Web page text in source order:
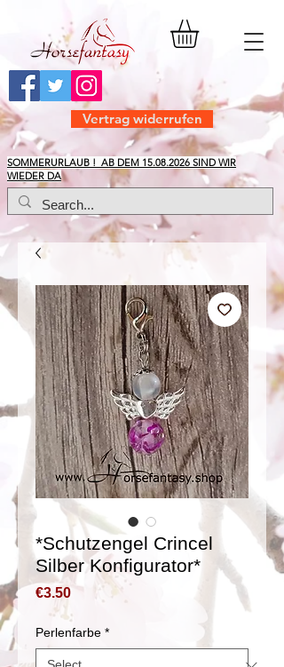
​SOMMERURLAUB ! AB DEM 15.08.2026 SIND WIR
WIEDER DA
Vertrag widerrufen
*Schutzengel Crincel
Silber Konfigurator*
€3.50Price
Perlenfarbe *